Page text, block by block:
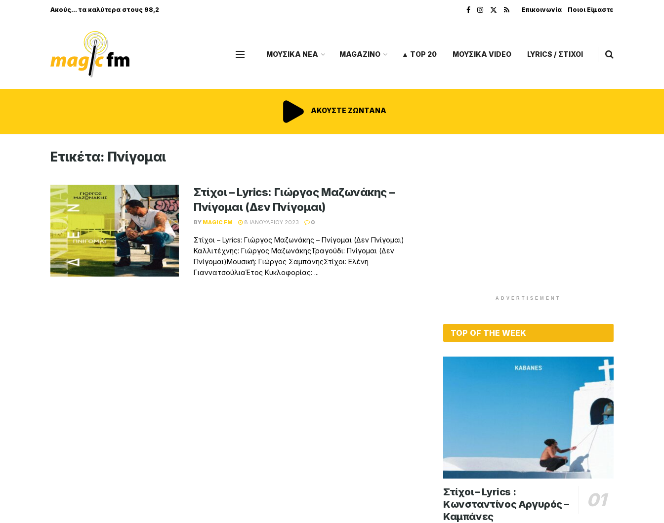
Ακούς... τα καλύτερα στους 98,2 Επικοινωνία Ποιοι Είμαστε
ΜΟΥΣΙΚΑ ΝΕΑ MAGAZINO ▲ TOP 20 ΜΟΥΣΙΚΑ VIDEO LYRICS / ΣΤΙΧΟΙ
ΑΚΟΥΣΤΕ ΖΩΝΤΑΝΑ
Ετικέτα: Πνίγομαι
Στίχοι – Lyrics: Γιώργος Μαζωνάκης –
Πνίγομαι (Δεν Πνίγομαι)
BY MAGIC FM 8 ΙΑΝΟΥΑΡΊΟΥ 2023 0
Στίχοι – Lyrics: Γιώργος Μαζωνάκης – Πνίγομαι (Δεν Πνίγομαι)
Καλλιτέχνης: Γιώργος ΜαζωνάκηςΤραγούδι: Πνίγομαι (Δεν
Πνίγομαι)Μουσική: Γιώργος ΣαμπάνηςΣτίχοι: Ελένη
ΓιαννατσούλιαΈτος Κυκλοφορίας: ...
ADVERTISEMENT
TOP OF THE WEEK
Στίχοι – Lyrics :
Κωνσταντίνος Αργυρός –
Καμπάνες